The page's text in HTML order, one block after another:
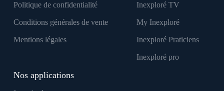
Politique de confidentialité
Conditions générales de vente
Mentions légales
Inexploré TV
My Inexploré
Inexploré Praticiens
Inexploré pro
Nos applications